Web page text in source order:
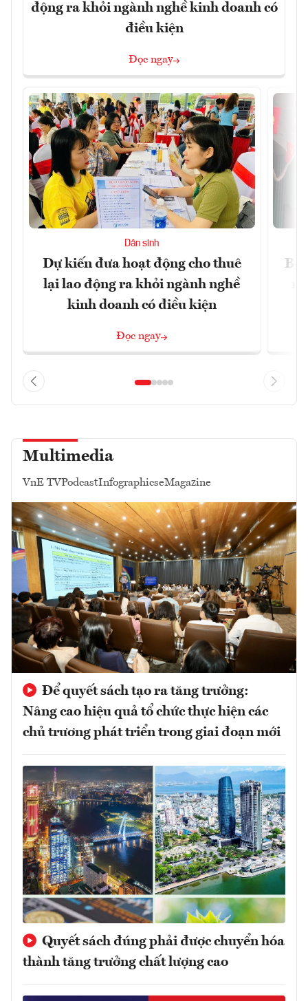
động ra khỏi ngành nghề kinh doanh có
điều kiện
Đọc ngay
Dân sinh
Dự kiến đưa hoạt động cho thuê
lại lao động ra khỏi ngành nghề
kinh doanh có điều kiện
Đọc ngay
Bộ
Multimedia
VnE TVPodcastInfographicseMagazine
Để quyết sách tạo ra tăng trưởng:
Nâng cao hiệu quả tổ chức thực hiện các
chủ trương phát triển trong giai đoạn mới
Quyết sách đúng phải được chuyển hóa
thành tăng trưởng chất lượng cao